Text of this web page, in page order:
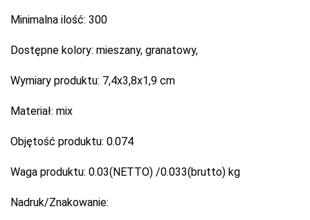
Minimalna ilość: 300
Dostępne kolory: mieszany, granatowy,
Wymiary produktu: 7,4x3,8x1,9 cm
Materiał: mix
Objętość produktu: 0.074
Waga produktu: 0.03(NETTO) /0.033(brutto) kg
Nadruk/Znakowanie: